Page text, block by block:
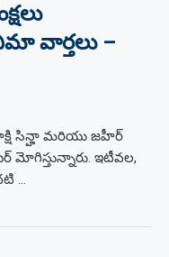
వార్తలు –
సిన్హా మరియు జహీర్
ఇటీవల,
…